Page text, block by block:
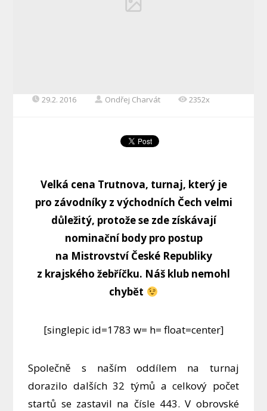
29.2. 2016 Ondřej Charvát 2352x
Velká cena Trutnova, turnaj, který je
pro závodníky z východních Čech velmi
důležitý, protože se zde získávají
nominační body pro postup
na Mistrovství České Republiky
z krajského žebříčku. Náš klub nemohl
chybět
[singlepic id=1783 w= h= float=center]
Společně s naším oddílem na turnaj
dorazilo dalších 32 týmů a celkový počet
startů se zastavil na čísle 443. V obrovské